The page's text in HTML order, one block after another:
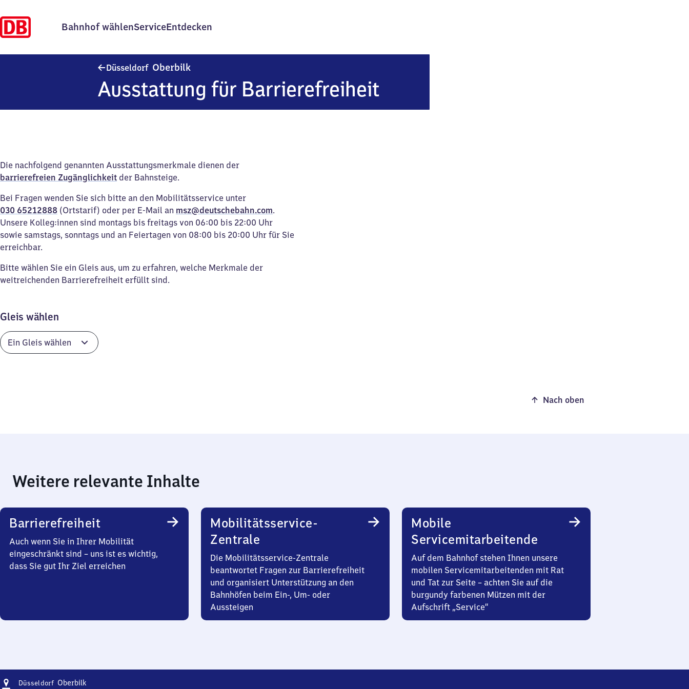
Bahnhof wählenServiceEntdecken
Düsseldorf Oberbilk
Ausstattung für Barrierefreiheit
Die nachfolgend genannten Ausstattungsmerkmale dienen der
barrierefreien Zugänglichkeit der Bahnsteige.
Bei Fragen wenden Sie sich bitte an den Mobilitätsservice unter
030 65212888 (Ortstarif) oder per E-Mail an msz@deutschebahn.com.
Unsere Kolleg:innen sind montags bis freitags von 06:00 bis 22:00 Uhr
sowie samstags, sonntags und an Feiertagen von 08:00 bis 20:00 Uhr für Sie
erreichbar.
Bitte wählen Sie ein Gleis aus, um zu erfahren, welche Merkmale der
weitreichenden Barrierefreiheit erfüllt sind.
Gleis wählen
Nach oben
Weitere relevante Inhalte
Barrierefreiheit
Auch wenn Sie in Ihrer Mobilität
eingeschränkt sind – uns ist es wichtig,
dass Sie gut Ihr Ziel erreichen
Mobilitätsservice-
Zentrale
Die Mobilitätsservice-Zentrale
beantwortet Fragen zur Barrierefreiheit
und organisiert Unterstützung an den
Bahnhöfen beim Ein-, Um- oder
Aussteigen
Mobile
Servicemitarbeitende
Auf dem Bahnhof stehen Ihnen unsere
mobilen Servicemitarbeitenden mit Rat
und Tat zur Seite – achten Sie auf die
burgundy farbenen Mützen mit der
Aufschrift „Service“
Adresse
Düsseldorf OberbilkDüsseldorf-